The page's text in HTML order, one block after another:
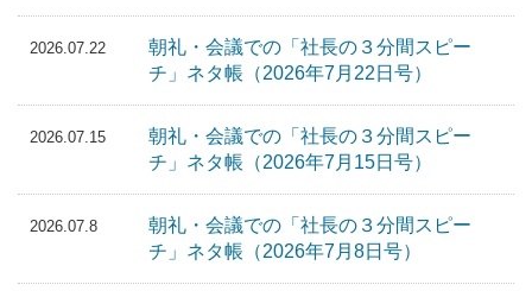
2026.07.22
朝礼・会議での「社長の３分間スピー
チ」ネタ帳（2026年7月22日号）
2026.07.15
朝礼・会議での「社長の３分間スピー
チ」ネタ帳（2026年7月15日号）
2026.07.8
朝礼・会議での「社長の３分間スピー
チ」ネタ帳（2026年7月8日号）